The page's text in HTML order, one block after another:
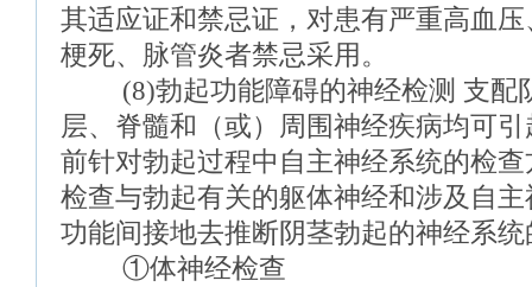
其适应证和禁忌证，对患有严重高血
梗死、脉管炎者禁忌采用。
(8)勃起功能障碍的神经检测 支配
层、脊髓和（或）周围神经疾病均可
前针对勃起过程中自主神经系统的检
检查与勃起有关的躯体神经和涉及自
功能间接地去推断阴茎勃起的神经系
①体神经检查